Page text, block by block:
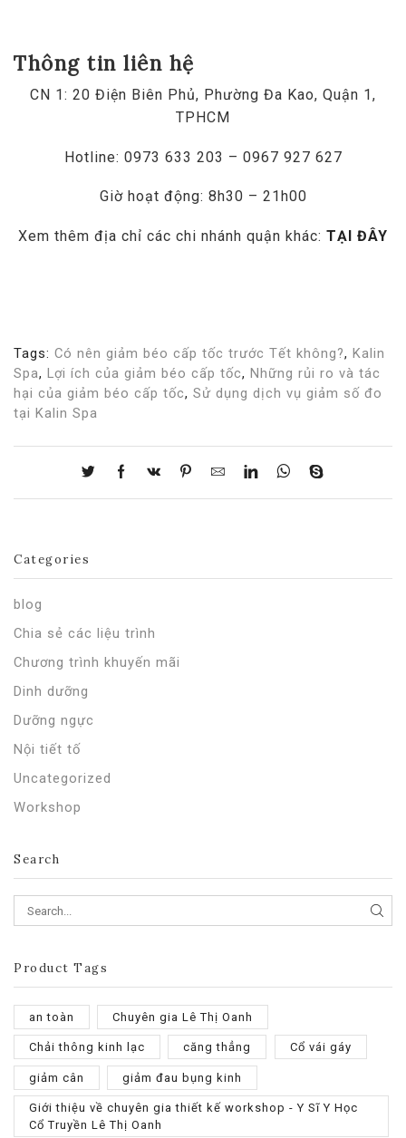
Thông tin liên hệ
CN 1: 20 Điện Biên Phủ, Phường Đa Kao, Quận 1,
TPHCM
Hotline: 0973 633 203 – 0967 927 627
Giờ hoạt động: 8h30 – 21h00
Xem thêm địa chỉ các chi nhánh quận khác: TẠI ĐÂY
Tags: Có nên giảm béo cấp tốc trước Tết không?, Kalin
Spa, Lợi ích của giảm béo cấp tốc, Những rủi ro và tác
hại của giảm béo cấp tốc, Sử dụng dịch vụ giảm số đo
tại Kalin Spa
Categories
blog
Chia sẻ các liệu trình
Chương trình khuyến mãi
Dinh dưỡng
Dưỡng ngực
Nội tiết tố
Uncategorized
Workshop
Search
Product Tags
an toàn Chuyên gia Lê Thị Oanh
Chải thông kinh lạc căng thẳng Cổ vái gáy
giảm cân giảm đau bụng kinh
Giới thiệu về chuyên gia thiết kế workshop - Y Sĩ Y Học
Cổ Truyền Lê Thị Oanh